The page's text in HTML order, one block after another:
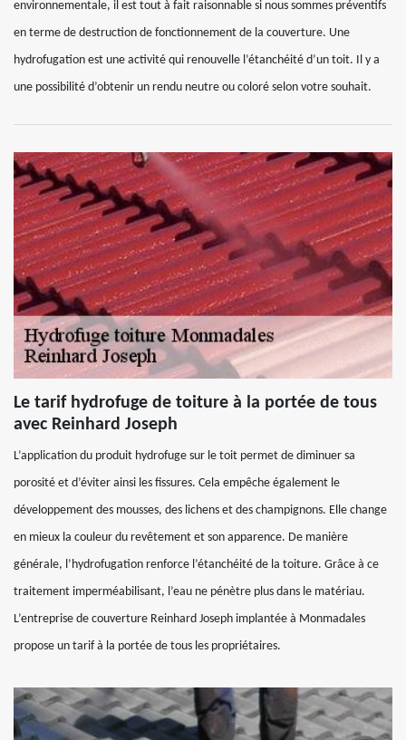
environnementale, il est tout à fait raisonnable si nous sommes préventifs
en terme de destruction de fonctionnement de la couverture. Une
hydrofugation est une activité qui renouvelle l’étanchéité d’un toit. Il y a
une possibilité d’obtenir un rendu neutre ou coloré selon votre souhait.
Le tarif hydrofuge de toiture à la portée de tous
avec Reinhard Joseph
L’application du produit hydrofuge sur le toit permet de diminuer sa
porosité et d’éviter ainsi les fissures. Cela empêche également le
développement des mousses, des lichens et des champignons. Elle change
en mieux la couleur du revêtement et son apparence. De manière
générale, l’hydrofugation renforce l’étanchéité de la toiture. Grâce à ce
traitement imperméabilisant, l’eau ne pénètre plus dans le matériau.
L’entreprise de couverture Reinhard Joseph implantée à Monmadales
propose un tarif à la portée de tous les propriétaires.